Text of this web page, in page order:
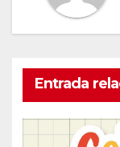
Entrada